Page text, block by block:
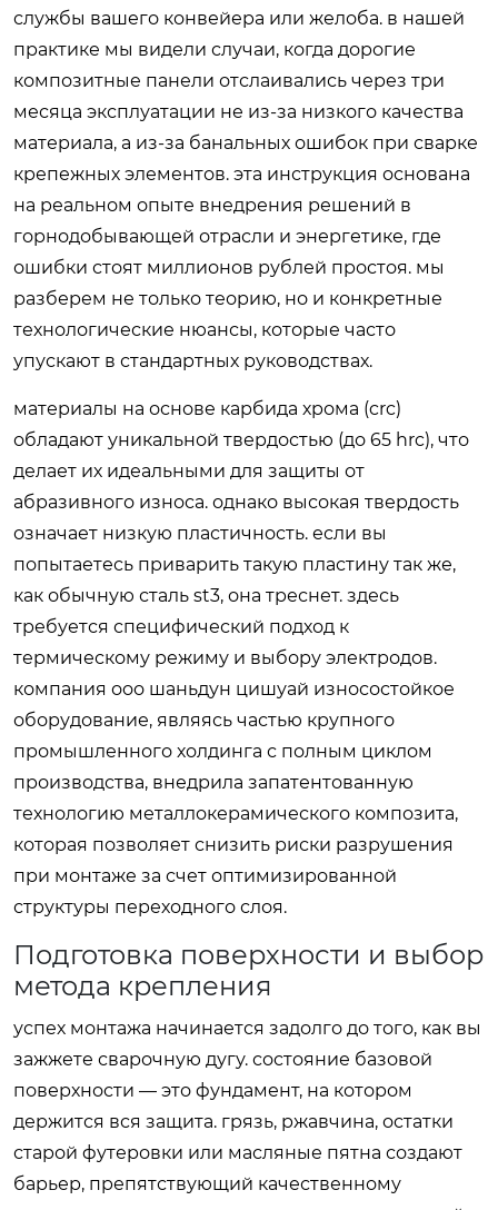
службы вашего конвейера или желоба. в нашей
практике мы видели случаи, когда дорогие
композитные панели отслаивались через три
месяца эксплуатации не из-за низкого качества
материала, а из-за банальных ошибок при сварке
крепежных элементов. эта инструкция основана
на реальном опыте внедрения решений в
горнодобывающей отрасли и энергетике, где
ошибки стоят миллионов рублей простоя. мы
разберем не только теорию, но и конкретные
технологические нюансы, которые часто
упускают в стандартных руководствах.
материалы на основе карбида хрома (crc)
обладают уникальной твердостью (до 65 hrc), что
делает их идеальными для защиты от
абразивного износа. однако высокая твердость
означает низкую пластичность. если вы
попытаетесь приварить такую пластину так же,
как обычную сталь st3, она треснет. здесь
требуется специфический подход к
термическому режиму и выбору электродов.
компания ооо шаньдун цишуай износостойкое
оборудование, являясь частью крупного
промышленного холдинга с полным циклом
производства, внедрила запатентованную
технологию металлокерамического композита,
которая позволяет снизить риски разрушения
при монтаже за счет оптимизированной
структуры переходного слоя.
Подготовка поверхности и выбор
метода крепления
успех монтажа начинается задолго до того, как вы
зажжете сварочную дугу. состояние базовой
поверхности — это фундамент, на котором
держится вся защита. грязь, ржавчина, остатки
старой футеровки или масляные пятна создают
барьер, препятствующий качественному